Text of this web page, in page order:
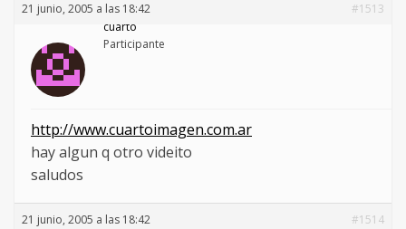
21 junio, 2005 a las 18:42
#1513
cuarto
Participante
http://www.cuartoimagen.com.ar
hay algun q otro videito
saludos
21 junio, 2005 a las 18:42
#1514